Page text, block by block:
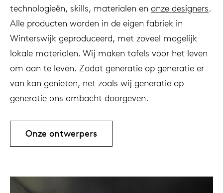
technologieën, skills, materialen en onze designers.
Alle producten worden in de eigen fabriek in
Winterswijk geproduceerd, met zoveel mogelijk
lokale materialen. Wij maken tafels voor het leven
om aan te leven. Zodat generatie op generatie er
van kan genieten, net zoals wij generatie op
generatie ons ambacht doorgeven.
Onze ontwerpers